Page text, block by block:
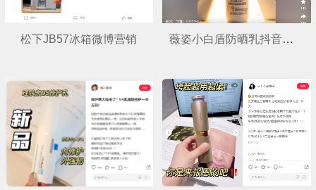
松下JB57冰箱微博营销 薇姿小白盾防晒乳抖音营销